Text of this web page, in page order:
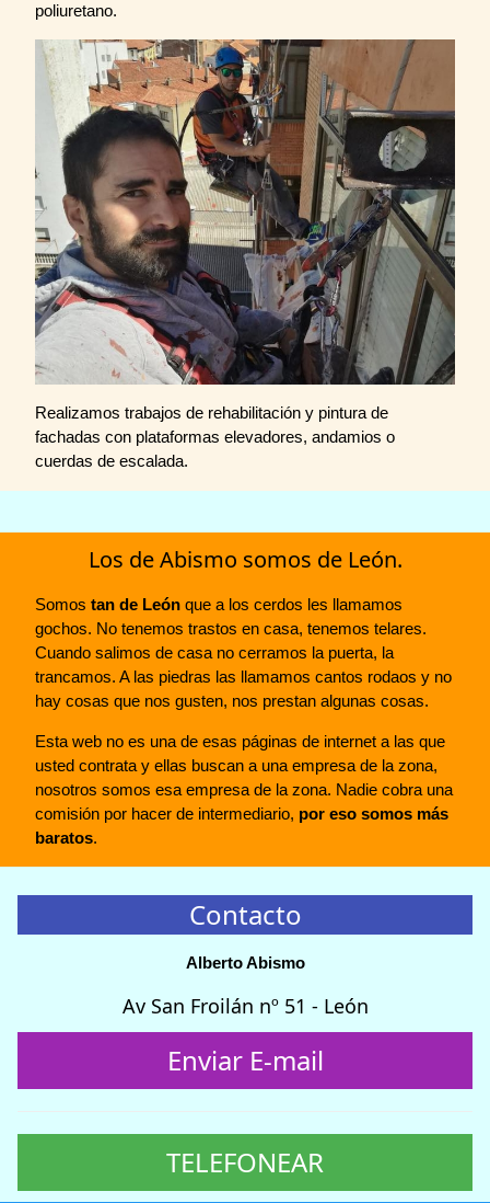
poliuretano.
Realizamos trabajos de rehabilitación y pintura de
fachadas con plataformas elevadores, andamios o
cuerdas de escalada.
Los de Abismo somos de León.
Somos tan de León que a los cerdos les llamamos
gochos. No tenemos trastos en casa, tenemos telares.
Cuando salimos de casa no cerramos la puerta, la
trancamos. A las piedras las llamamos cantos rodaos y no
hay cosas que nos gusten, nos prestan algunas cosas.
Esta web no es una de esas páginas de internet a las que
usted contrata y ellas buscan a una empresa de la zona,
nosotros somos esa empresa de la zona. Nadie cobra una
comisión por hacer de intermediario, por eso somos más
baratos.
Contacto
Alberto Abismo
Av San Froilán nº 51 - León
Enviar E-mail
TELEFONEAR